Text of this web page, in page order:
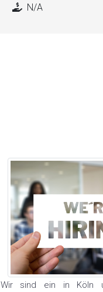
N/A
Wir sind ein in Köln